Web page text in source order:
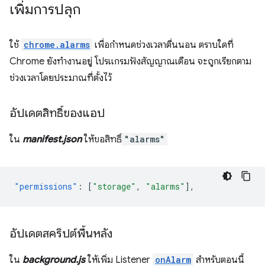
เพิ่มการปลุก
ใช้ chrome.alarms เพื่อกำหนดช่วงเวลาตื่นนอน ตราบใดที่
Chrome ยังทำงานอยู่ โปรแกรมฟังสัญญาณเตือน จะถูกเรียกตาม
ช่วงเวลาโดยประมาณที่ตั้งไว้
อัปเดตสิทธิ์ของแอป
ใน manifest.jsonให้ขอสิทธิ์ "alarms"
"permissions" : [ "storage" , "alarms" ],
อัปเดตสคริปต์พื้นหลัง
ใน background.jsให้เพิ่ม Listener onAlarm สำหรับตอนนี้